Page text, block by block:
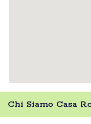
Chi Siamo Casa